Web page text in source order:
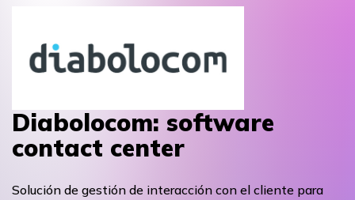
Diabolocom: software
contact center
Solución de gestión de interacción con el cliente para